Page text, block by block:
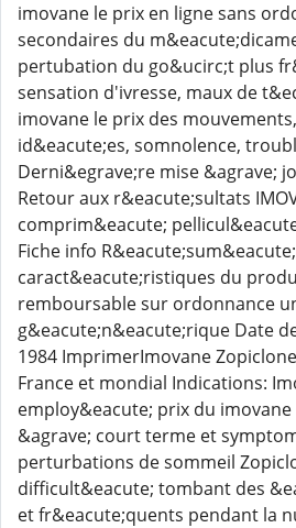
imovane le prix en ligne sans
secondaires du
pertubation du go&ucirc;t plus
sensation d'ivresse, maux de
imovane le prix des
id&eacute;es, somnolence,
Derni&egrave;re mise &agrave;
Retour aux r&eacute;sultats
comprim&eacute;
Fiche info
caract&eacute;ristiques du
remboursable sur ordonnance
g&eacute;n&eacute;rique Date
1984 ImprimerImovane
France et mondial Indications:
employ&eacute; prix du
&agrave; court terme et
perturbations de sommeil
difficult&eacute; tombant des
et fr&eacute;quents pendant la